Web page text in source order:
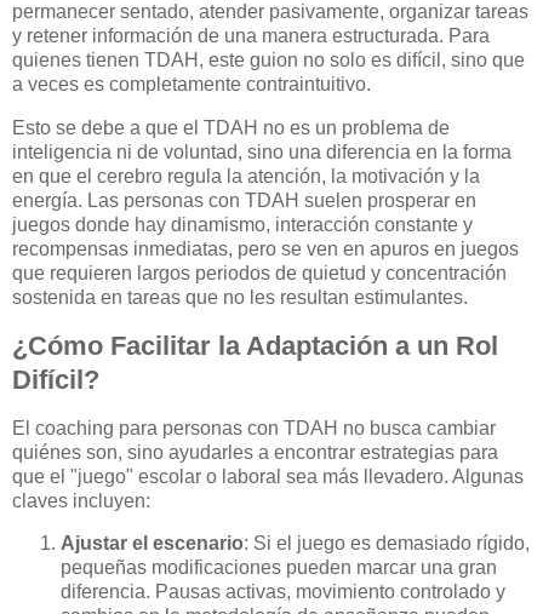
permanecer sentado, atender pasivamente, organizar tareas
y retener información de una manera estructurada. Para
quienes tienen TDAH, este guion no solo es difícil, sino que
a veces es completamente contraintuitivo.
Esto se debe a que el TDAH no es un problema de
inteligencia ni de voluntad, sino una diferencia en la forma
en que el cerebro regula la atención, la motivación y la
energía. Las personas con TDAH suelen prosperar en
juegos donde hay dinamismo, interacción constante y
recompensas inmediatas, pero se ven en apuros en juegos
que requieren largos periodos de quietud y concentración
sostenida en tareas que no les resultan estimulantes.
¿Cómo Facilitar la Adaptación a un Rol
Difícil?
El coaching para personas con TDAH no busca cambiar
quiénes son, sino ayudarles a encontrar estrategias para
que el "juego" escolar o laboral sea más llevadero. Algunas
claves incluyen:
Ajustar el escenario: Si el juego es demasiado rígido,
pequeñas modificaciones pueden marcar una gran
diferencia. Pausas activas, movimiento controlado y